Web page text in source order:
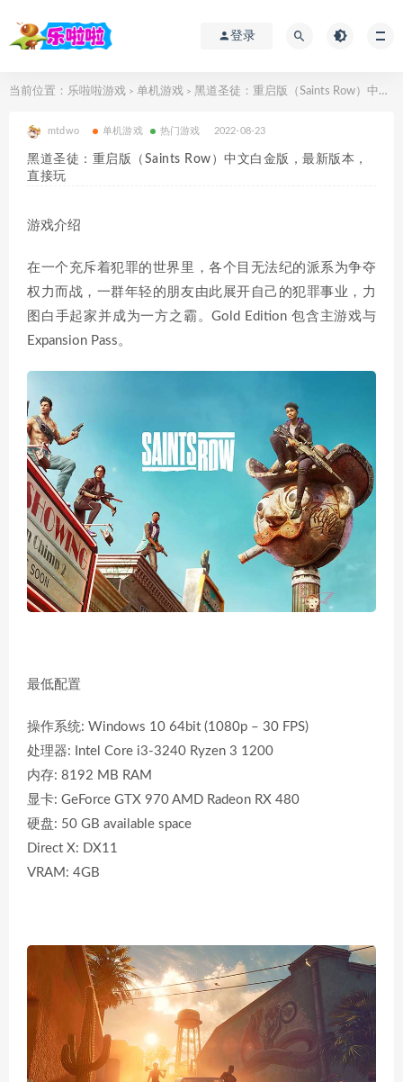
登录
当前位置： 乐啦啦游戏 > 单机游戏 > 黑道圣徒：重启版（Saints Row）中文白金版，最新版本，直接玩
mtdwo 单机游戏 热门游戏 2022-08-23
黑道圣徒：重启版（Saints Row）中文白金版，最新版本，
直接玩
游戏介绍
在一个充斥着犯罪的世界里，各个目无法纪的派系为争夺
权力而战，一群年轻的朋友由此展开自己的犯罪事业，力
图白手起家并成为一方之霸。Gold Edition 包含主游戏与
Expansion Pass。
最低配置
操作系统: Windows 10 64bit (1080p – 30 FPS)
处理器: Intel Core i3-3240 Ryzen 3 1200
内存: 8192 MB RAM
显卡: GeForce GTX 970 AMD Radeon RX 480
硬盘: 50 GB available space
Direct X: DX11
VRAM: 4GB